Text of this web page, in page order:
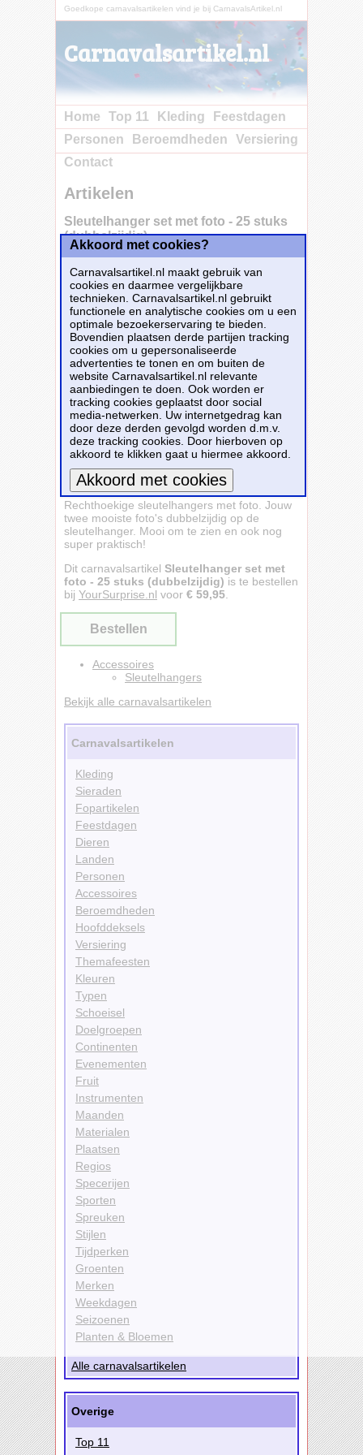
Goedkope carnavalsartikelen vind je bij CarnavalsArtikel.nl
Carnavalsartikel.nl
Home Top 11 Kleding
Feestdagen
Personen
Beroemdheden
Versiering
Contact
Artikelen
Sleutelhanger set met foto - 25 stuks
(dubbelzijdig)
Rechthoekige sleutelhangers met foto. Jouw
twee mooiste foto's dubbelzijdig op de
sleutelhanger. Mooi om te zien en ook nog
super praktisch!
Dit carnavalsartikel Sleutelhanger set met
foto - 25 stuks (dubbelzijdig) is te bestellen
bij YourSurprise.nl voor € 59,95
Bestellen
Accessoires
Sleutelhangers
Bekijk alle carnavalsartikelen
Carnavalsartikelen
Kleding
Sieraden
Fopartikelen
Feestdagen
Dieren
Landen
Personen
Accessoires
Beroemdheden
Hoofddeksels
Versiering
Themafeesten
Kleuren
Typen
Schoeisel
Doelgroepen
Continenten
Evenementen
Fruit
Instrumenten
Maanden
Materialen
Plaatsen
Regios
Specerijen
Sporten
Spreuken
Stijlen
Tijdperken
Groenten
Merken
Weekdagen
Seizoenen
Planten & Bloemen
Alle carnavalsartikelen
Overige
Top 11
Akkoord met cookies?
Carnavalsartikel.nl maakt gebruik van
cookies en daarmee vergelijkbare
technieken. Carnavalsartikel.nl gebruikt
functionele en analytische cookies om u een
optimale bezoekerservaring te bieden.
Bovendien plaatsen derde partijen tracking
cookies om u gepersonaliseerde
advertenties te tonen en om buiten de
website Carnavalsartikel.nl relevante
aanbiedingen te doen. Ook worden er
tracking cookies geplaatst door social
media-netwerken. Uw internetgedrag kan
door deze derden gevolgd worden d.m.v.
deze tracking cookies. Door hierboven op
akkoord te klikken gaat u hiermee akkoord.
Meer informatie